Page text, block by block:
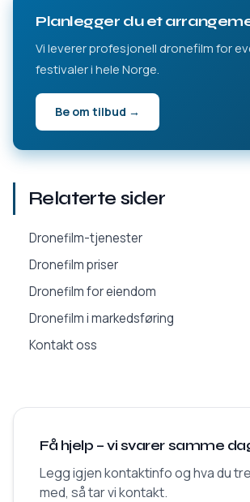
Planlegger du et
Vi leverer profesjonell dronefilm for
festivaler i hele Norge.
Be om tilbud →
Relaterte sider
Dronefilm-tjenester
Dronefilm priser
Dronefilm for eiendom
Dronefilm i markedsføring
Kontakt oss
Få hjelp – vi svarer samme
Legg igjen kontaktinfo og hva du
med, så tar vi kontakt.